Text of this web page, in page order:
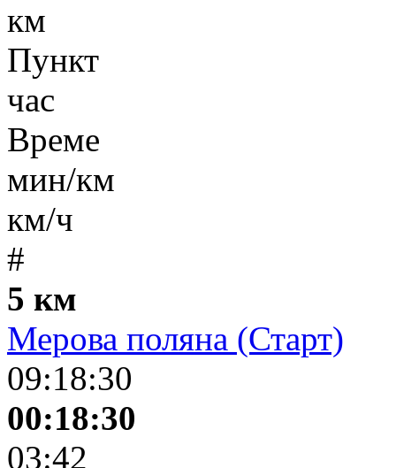
км
Пункт
час
Време
мин/км
км/ч
#
5 км
Мерова поляна (Старт)
09:18:30
00:18:30
03:42